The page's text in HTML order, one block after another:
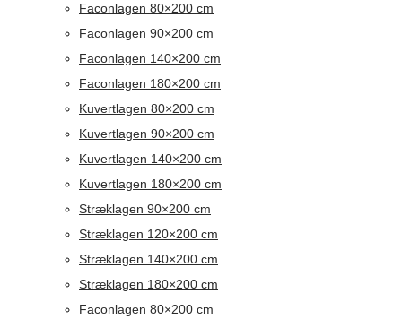
Faconlagen 80×200 cm
Faconlagen 90×200 cm
Faconlagen 140×200 cm
Faconlagen 180×200 cm
Kuvertlagen 80×200 cm
Kuvertlagen 90×200 cm
Kuvertlagen 140×200 cm
Kuvertlagen 180×200 cm
Stræklagen 90×200 cm
Stræklagen 120×200 cm
Stræklagen 140×200 cm
Stræklagen 180×200 cm
Faconlagen 80×200 cm